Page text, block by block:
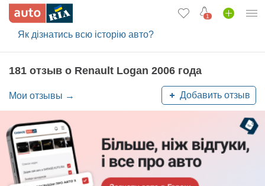
1
Вход в кабинет
Отзывы об авто
Все для авто
Загрузить приложение
Як дізнатись всю історію авто?
181 отзыв о Renault Logan 2006 года
Мои отзывы → Добавить отзыв